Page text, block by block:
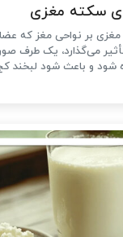
سکته مغزی
بر نواحی مغز که
می‌گذارد، یک طرف
شود و باعث شود لبخند کج